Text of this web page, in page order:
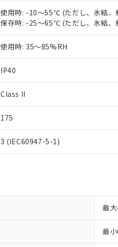
使用時: -10～55℃ (ただし、氷結、
保存時: -25～65℃ (ただし、氷結、
使用時: 35～85%RH
IP40
Class II
175
3 (IEC60947-5-1)
最
最
51物質の非含有証明書（当社基
※本証明書は発行日時点で非含
また、RoHS指令のフタル酸エ
混在することから備考欄に対応
既に当社にて対応品への在庫切
り割愛しております。